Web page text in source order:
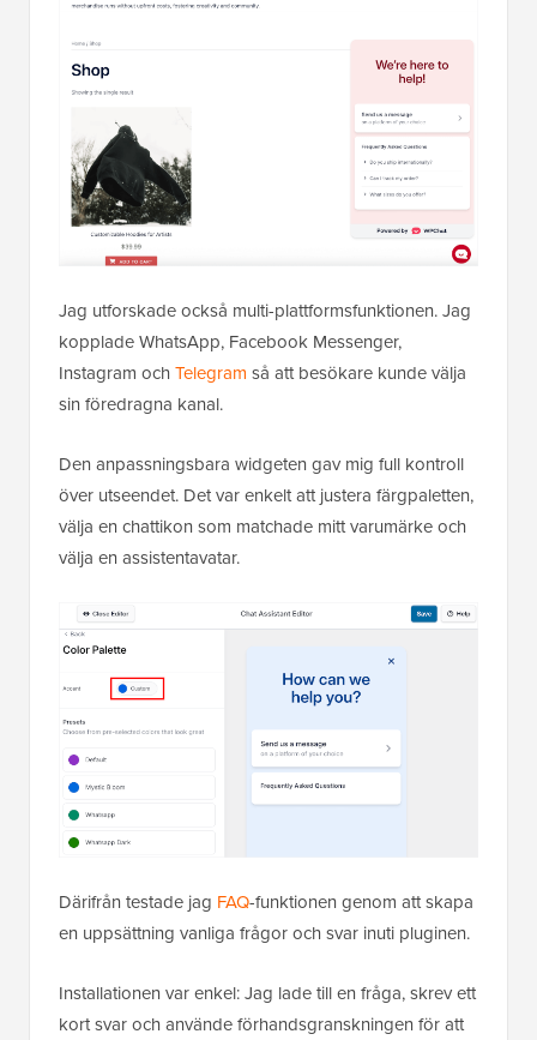
Jag utforskade också multi-plattformsfunktionen. Jag
kopplade WhatsApp, Facebook Messenger,
Instagram ochTelegram så att besökare kunde välja
sin föredragna kanal.
Den anpassningsbara widgeten gav mig full kontroll
över utseendet. Det var enkelt att justera färgpaletten,
välja en chattikon som matchade mitt varumärke och
välja en assistentavatar.
Därifrån testade jag FAQ-funktionen genom att skapa
en uppsättning vanliga frågor och svar inuti pluginen.
Installationen var enkel: Jag lade till en fråga, skrev ett
kort svar och använde förhandsgranskningen för att